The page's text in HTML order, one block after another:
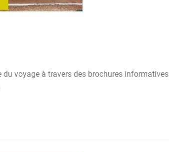
du voyage à travers des brochures informatives